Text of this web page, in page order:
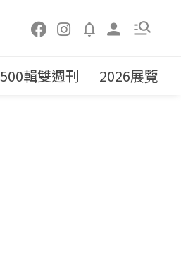
500輯雙週刊 2026展覽